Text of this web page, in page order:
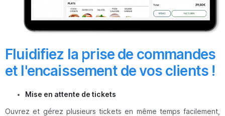
Fluidifiez la prise de commandes
et l'encaissement de vos clients !
Mise en attente de tickets
Ouvrez et gérez plusieurs tickets en même temps facilement,